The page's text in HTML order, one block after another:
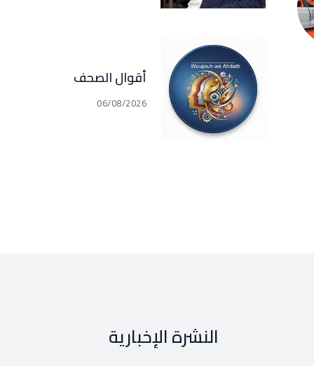
أقوال الصحف
06/08/2026
النشرة الإخبارية